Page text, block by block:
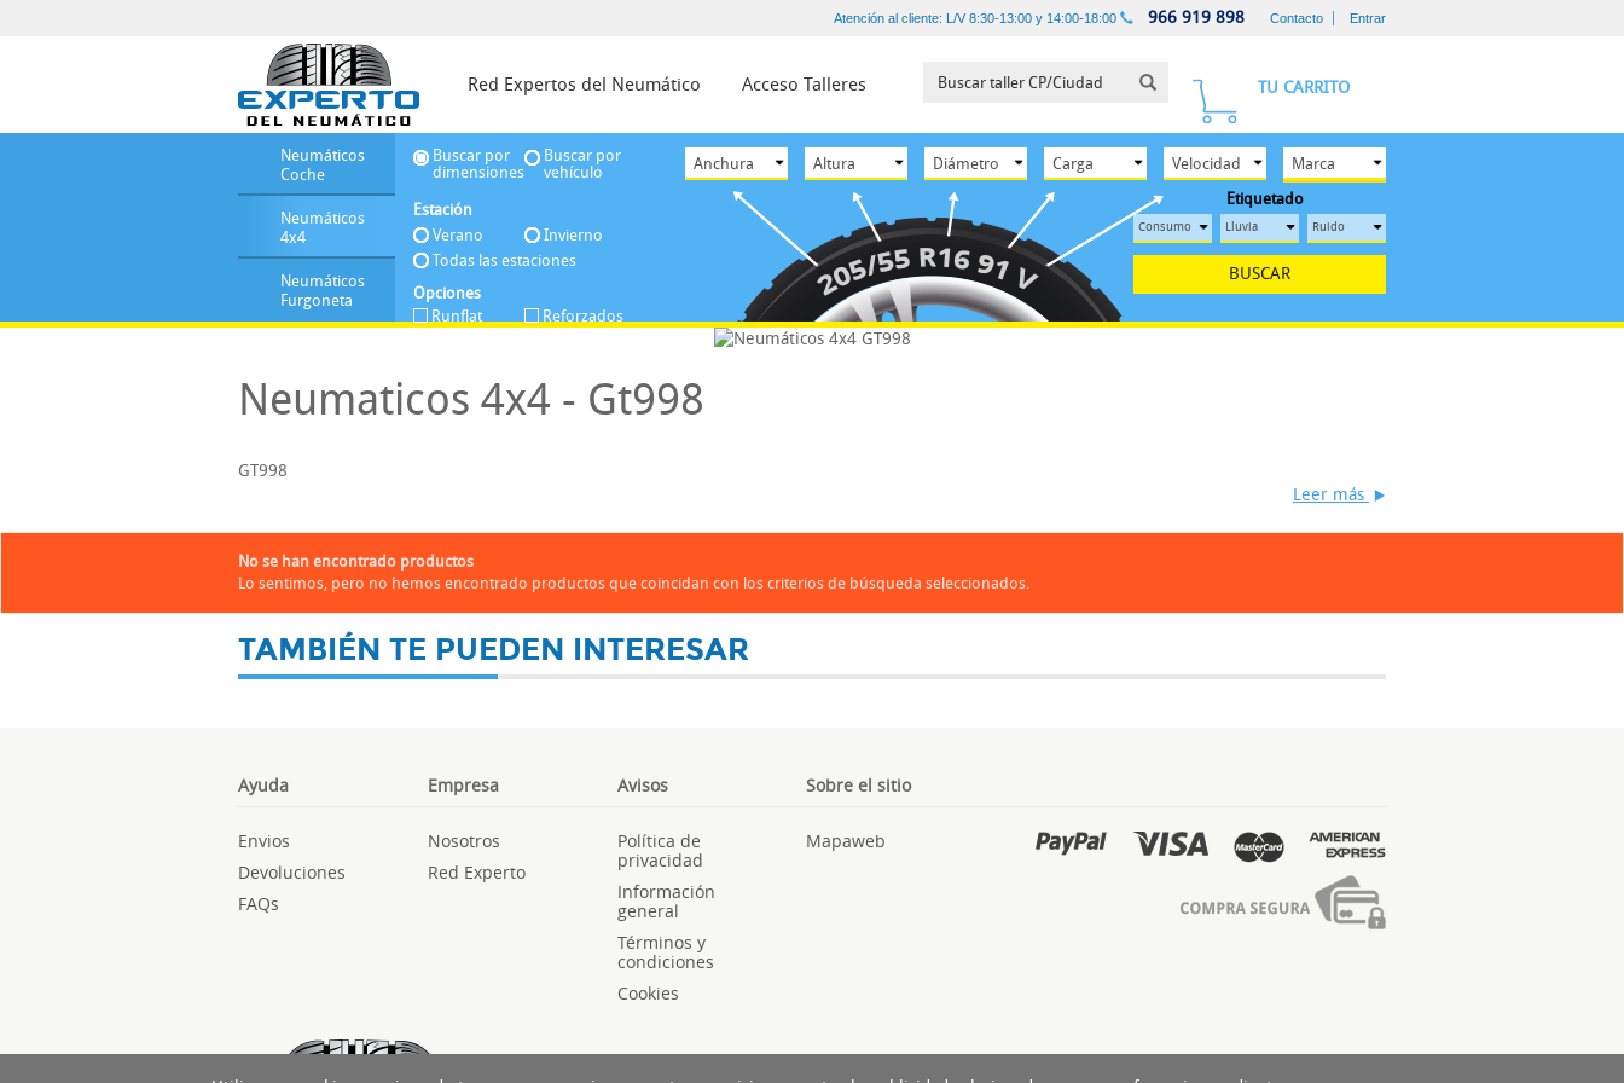
Atención al cliente: L/V 8:30-13:00 y 14:00-18:00 966 919 898 Contacto Entrar
Red Expertos del Neumático Acceso Talleres TU CARRITO
Neumáticos
Coche
Neumáticos
4x4
Neumáticos
Furgoneta
Buscar por
dimensiones
Buscar por
vehículo
Estación
Verano
Invierno
Todas las estaciones
Opciones
Runflat
Reforzados
Etiquetado
BUSCAR
Neumaticos 4x4 - Gt998
GT998
Leer más
No se han encontrado productos
Lo sentimos, pero no hemos encontrado productos que coincidan con los criterios de búsqueda seleccionados.
TAMBIÉN TE PUEDEN INTERESAR
Ayuda Empresa Avisos Sobre el sitio
Envios
Devoluciones
FAQs
Nosotros
Red Experto
Política de
privacidad
Información
general
Términos y
condiciones
Cookies
Mapaweb